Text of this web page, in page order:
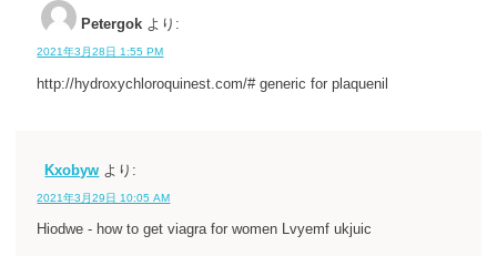
Petergok より:
2021年3月28日 1:55 PM
http://hydroxychloroquinest.com/# generic for plaquenil
Kxobyw より:
2021年3月29日 10:05 AM
Hiodwe - how to get viagra for women Lvyemf ukjuic